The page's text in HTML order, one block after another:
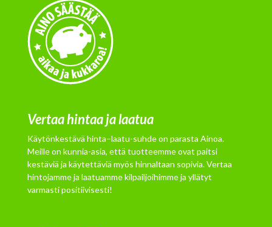
Vertaa hintaa ja laatua
Käytönkestävä hinta–laatu-suhde on parasta Ainoa.
Meille on kunnia-asia, että tuotteemme ovat paitsi
kestäviä ja käytettäviä myös hinnaltaan sopivia. Vertaa
hintojamme ja laatuamme kilpailjoihimme ja yllätyt
varmasti positiivisesti!